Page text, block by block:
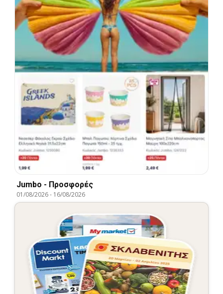
Jumbo - Προσφορές
01/08/2026- 16/08/2026